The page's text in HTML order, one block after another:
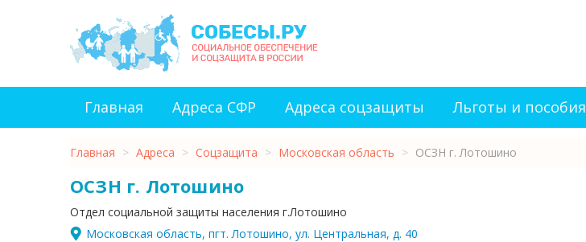
Главная Адреса СФР Адреса соцзащиты Льготы и пособия
Главная > Адреса > Соцзащита > Московская область > ОСЗН г. Лотошино
ОСЗН г. Лотошино
Отдел социальной защиты населения г.Лотошино
Московская область, пгт. Лотошино, ул. Центральная, д. 40